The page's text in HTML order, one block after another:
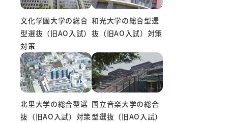
文化学園大学の総合
型選抜（旧AO入試）
対策
和光大学の総合型選
抜（旧AO入試）対策
北里大学の総合型選
抜（旧AO入試）対策
国立音楽大学の総合
型選抜（旧AO入試）